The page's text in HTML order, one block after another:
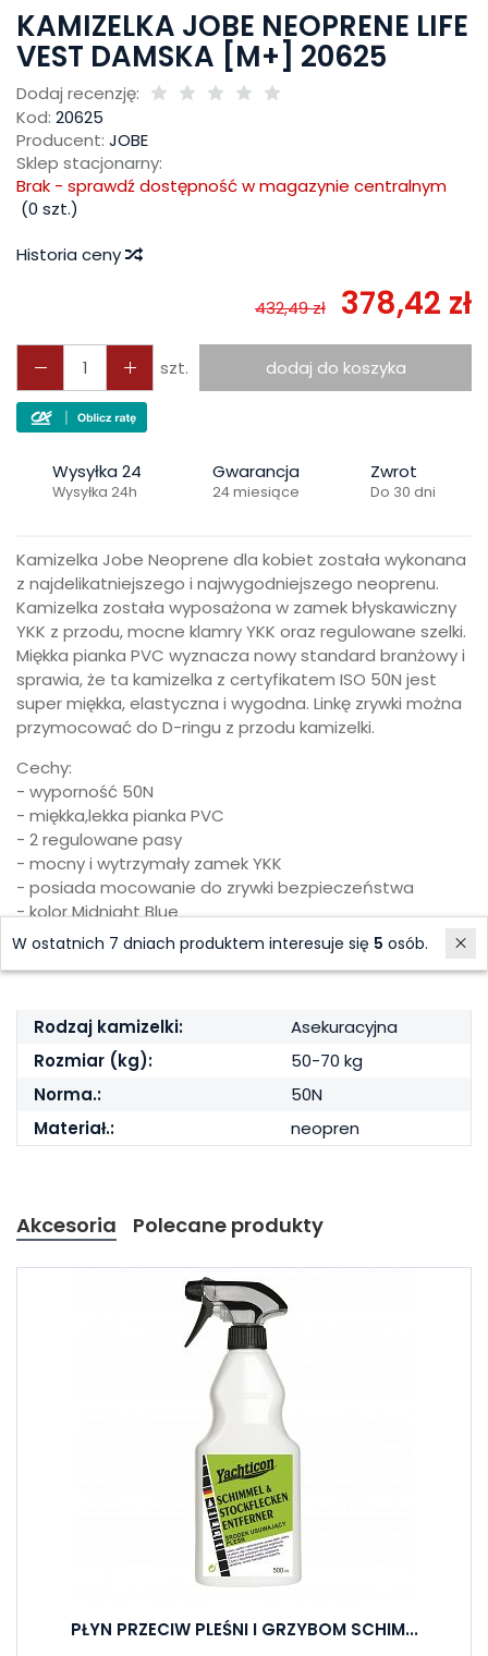
KAMIZELKA JOBE NEOPRENE LIFE
VEST DAMSKA [M+] 20625
Dodaj recenzję:
Kod: 20625
Producent: JOBE
Sklep stacjonarny:
Brak - sprawdź dostępność w magazynie centralnym
(0 szt.)
Historia ceny
432,49 zł 378,42 zł
szt. dodaj do koszyka
Wysyłka 24
Wysyłka 24h
Gwarancja
24 miesiące
Zwrot
Do 30 dni
Kamizelka Jobe Neoprene dla kobiet została wykonana
z najdelikatniejszego i najwygodniejszego neoprenu.
Kamizelka została wyposażona w zamek błyskawiczny
YKK z przodu, mocne klamry YKK oraz regulowane szelki.
Miękka pianka PVC wyznacza nowy standard branżowy i
sprawia, że ta kamizelka z certyfikatem ISO 50N jest
super miękka, elastyczna i wygodna. Linkę zrywki można
przymocować do D-ringu z przodu kamizelki.
Cechy:
- wyporność 50N
- miękka,lekka pianka PVC
- 2 regulowane pasy
- mocny i wytrzymały zamek YKK
- posiada mocowanie do zrywki bezpieczeństwa
- kolor Midnight Blue
- rozmiar M+
Rodzaj kamizelki:
Asekuracyjna
Rozmiar (kg):
50-70 kg
Norma.:
50N
Materiał.:
neopren
Akcesoria Polecane produkty
PŁYN PRZECIW PLEŚNI I GRZYBOM SCHIM...
W ostatnich 7 dniach produktem interesuje się 5 osób.